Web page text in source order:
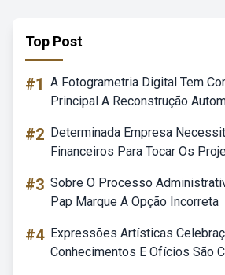
Top Post
#1 A Fotogrametria Digital Tem
Principal A Reconstrução
#2 Determinada Empresa
Financeiros Para Tocar Os
#3 Sobre O Processo
Pap Marque A Opção Incorreta
#4 Expressões Artísticas
Conhecimentos E Ofícios São